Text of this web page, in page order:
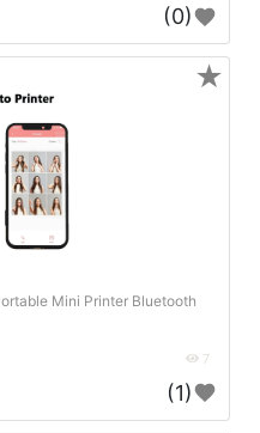
(0)
Mini Printer Bluetooth
7
(1)
★